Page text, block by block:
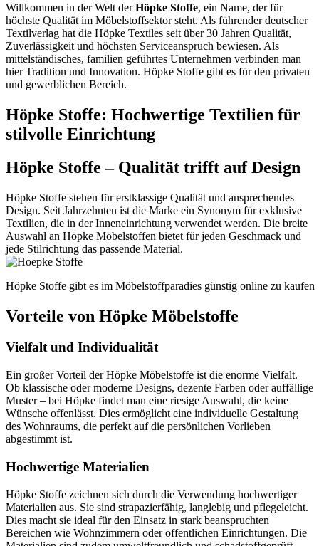
Willkommen in der Welt derHöpke Stoffe, ein Name, der für
höchste Qualität im Möbelstoffsektor steht. Als führender deutscher
Textilverlag hat die Höpke Textiles seit über 30 Jahren Qualität,
Zuverlässigkeit und höchsten Serviceanspruch bewiesen. Als
mittelständisches, familien geführtes Unternehmen verbinden man
hier Tradition und Innovation. Höpke Stoffe gibt es für den privaten
und gewerblichen Bereich.
Höpke Stoffe: Hochwertige Textilien für
stilvolle Einrichtung
Höpke Stoffe – Qualität trifft auf Design
Höpke Stoffe stehen für erstklassige Qualität und ansprechendes
Design. Seit Jahrzehnten ist die Marke ein Synonym für exklusive
Textilien, die in der Inneneinrichtung verwendet werden. Die breite
Auswahl an Höpke Möbelstoffen bietet für jeden Geschmack und
jede Stilrichtung das passende Material.
Höpke Stoffe gibt es im Möbelstoffparadies günstig online zu kaufen
Vorteile von Höpke Möbelstoffe
Vielfalt und Individualität
Ein großer Vorteil der Höpke Möbelstoffe ist die enorme Vielfalt.
Ob klassische oder moderne Designs, dezente Farben oder auffällige
Muster – bei Höpke findet man eine riesige Auswahl, die keine
Wünsche offenlässt. Dies ermöglicht eine individuelle Gestaltung
des Wohnraums, die perfekt auf die persönlichen Vorlieben
abgestimmt ist.
Hochwertige Materialien
Höpke Stoffe zeichnen sich durch die Verwendung hochwertiger
Materialien aus. Sie sind strapazierfähig, langlebig und pflegeleicht.
Dies macht sie ideal für den Einsatz in stark beanspruchten
Bereichen wie Wohnzimmern oder öffentlichen Einrichtungen. Die